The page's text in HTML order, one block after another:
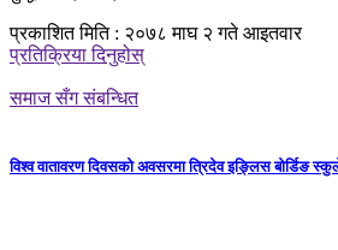
प्रकाशित मिति : २०७८ माघ २ गते आइतवार
प्रतिक्रिया दिनुहोस्
समाज सँग संबन्धित
विश्व वातावरण दिवसको अवसरमा त्रिदेव इङ्लिस बोर्डिङ